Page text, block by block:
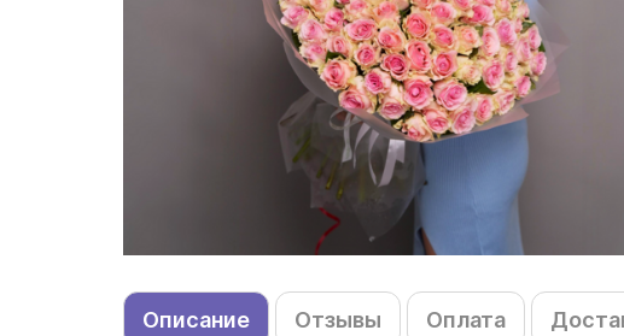
Описание Отзывы Оплата